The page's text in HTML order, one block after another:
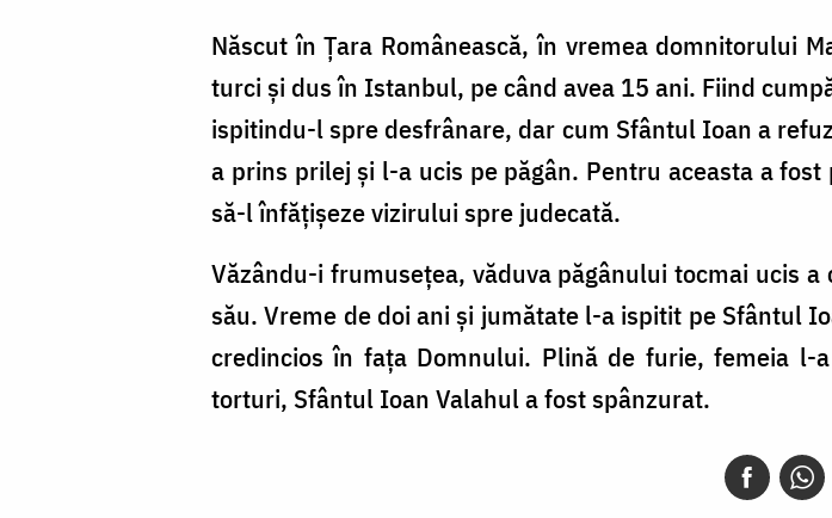
Născut în Țara Românească, în vremea domnitorului
turci și dus în Istanbul, pe când avea 15 ani. Fiind
ispitindu-l spre desfrânare, dar cum Sfântul Ioan a
a prins prilej și l-a ucis pe păgân. Pentru aceasta a
să-l înfățișeze vizirului spre judecată.
Văzându-i frumusețea, văduva păgânului tocmai ucis
său. Vreme de doi ani și jumătate l-a ispitit pe Sfântul
credincios în fața Domnului. Plină de furie, femeia
torturi, Sfântul Ioan Valahul a fost spânzurat.